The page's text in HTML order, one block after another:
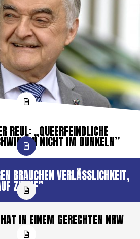
REUL: „QUEERFEINDLICHE
NICHT IM DUNKELN”
BRAUCHEN VERLÄSSLICHKEIT,
ZURUF”
IN EINEM GERECHTEN NRW